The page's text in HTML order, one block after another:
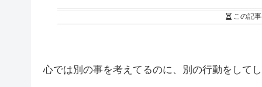
この記
心では別の事を考えてるのに、別の行動をして